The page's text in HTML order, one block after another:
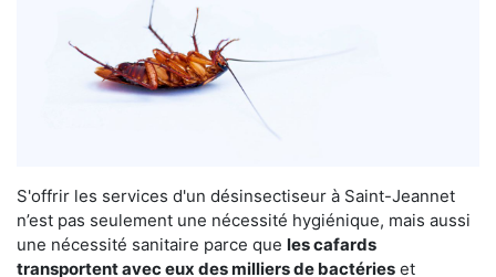
S'offrir les services d'un désinsectiseur à Saint-Jeannet
n’est pas seulement une nécessité hygiénique, mais aussi
une nécessité sanitaire parce que les cafards
transportent avec eux des milliers de bactéries et